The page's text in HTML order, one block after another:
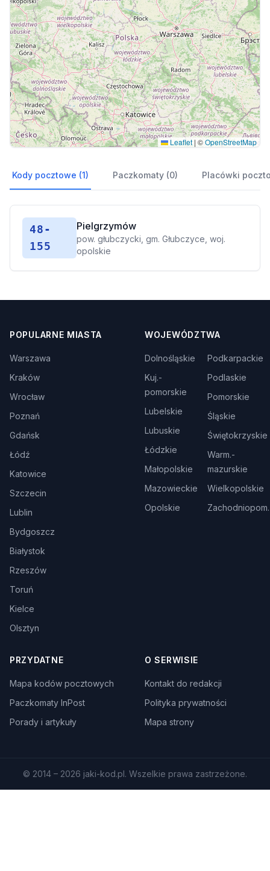
Leaflet | ©OpenStreetMap
Kody pocztowe (1) Paczkomaty (0) Placówki
48-
155
Pielgrzymów
pow. głubczycki, gm. Głubczyce, woj.
opolskie
POPULARNE MIASTA
Warszawa
Kraków
Wrocław
Poznań
Gdańsk
Łódź
Katowice
Szczecin
Lublin
Bydgoszcz
Białystok
Rzeszów
Toruń
Kielce
Olsztyn
WOJEWÓDZTWA
Dolnośląskie
Kuj.-
pomorskie
Lubelskie
Lubuskie
Łódzkie
Małopolskie
Mazowieckie
Opolskie
Podkarpackie
Podlaskie
Pomorskie
Śląskie
Świętokrzyskie
Warm.-
mazurskie
Wielkopolskie
Zachodniopom.
PRZYDATNE
Mapa kodów pocztowych
Paczkomaty InPost
Porady i artykuły
O SERWISIE
Kontakt do redakcji
Polityka prywatności
Mapa strony
© 2014 – 2026 jaki-kod.pl. Wszelkie prawa zastrzeżone.